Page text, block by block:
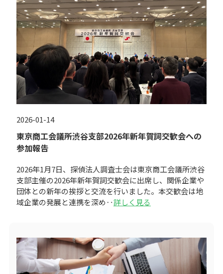
2026-01-14
東京商工会議所渋谷支部2026年新年賀詞交歓会への
参加報告
2026年1月7日、探偵法人調査士会は東京商工会議所渋谷
支部主催の2026年新年賀詞交歓会に出席し、関係企業や
団体との新年の挨拶と交流を行いました。本交歓会は地
域企業の発展と連携を深め‥詳しく見る